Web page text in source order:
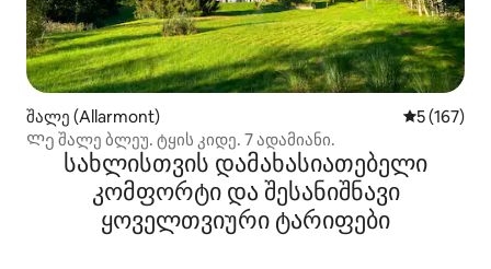
შალე (Allarmont) საშუალო
5 (167)
Ლე შალე ბლეუ. ტყის კიდე. 7 ადამიანი.
სახლისთვის დამახასიათებელი
კომფორტი და შესანიშნავი
ყოველთვიური ტარიფები